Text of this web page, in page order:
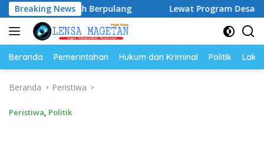
Langsung
ke
konten
Breaking News
Telah Berpulang Lewat Program Desa BRILiaN, BRI
Beranda Pemerintahan Hukum dan Kriminal Politik
Beranda Peristiwa
Peristiwa, Politik